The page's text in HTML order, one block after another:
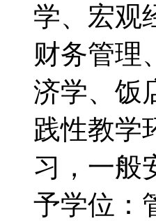
学、宏观
财务管理
济学、
践性教学
习，一
予学位：